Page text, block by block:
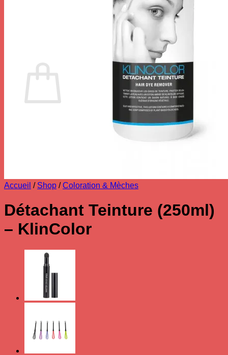
Votre panier est vide.
Accueil / Shop / Coloration & Mèches
Détachant Teinture (250ml)
– KlinColor